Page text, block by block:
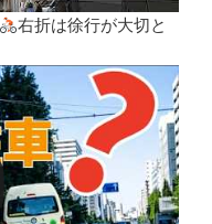
右折は徐行が大切と